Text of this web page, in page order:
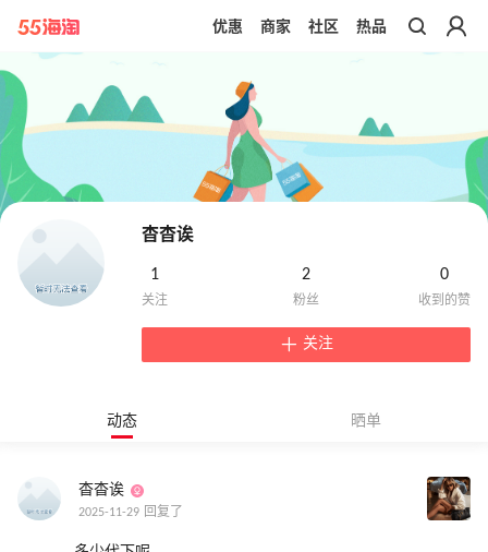
带你去官网买正品
优惠 商家 社区 热品
杳杳诶
1 2 0
关注
动态 晒单
杳杳诶
2025-11-29 回复了